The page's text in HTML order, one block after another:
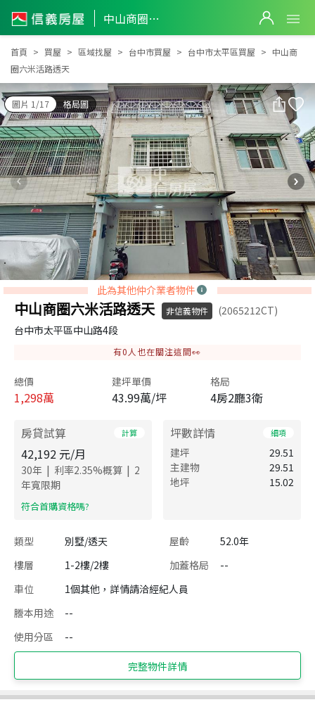
中山商圈六米活路透天
中山商圈六米活路透天
首頁 買屋 區域找屋 台中市買屋 台中市太平區買屋
中山商
圈六米活路透天
圖片 1/17 格局圖
此為其他仲介業者物件
中山商圈六米活路透天 非信義物件
(2065212CT)
台中市太平區中山路4段
有0 人也在關注這間👀
總價
1,298萬
建坪單價
43.99萬/坪
格局
4房2廳3衛
房貸試算 計算
42,192 元/月
30年 | 利率2.35%概算 | 2
年寬限期
​符合首購資格嗎?
坪數詳情 細項
建坪
29.51
主建物
29.51
地坪
15.02
類型 別墅/透天 屋齡
52.0年
樓層
1-2樓/2樓 加蓋格局
--
車位
1個其他，詳情請洽經紀人員
謄本用途
--
使用分區
--
完整物件詳情